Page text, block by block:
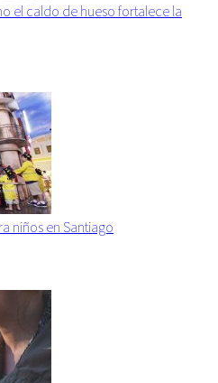
el caldo de hueso fortalece la
niños en Santiago